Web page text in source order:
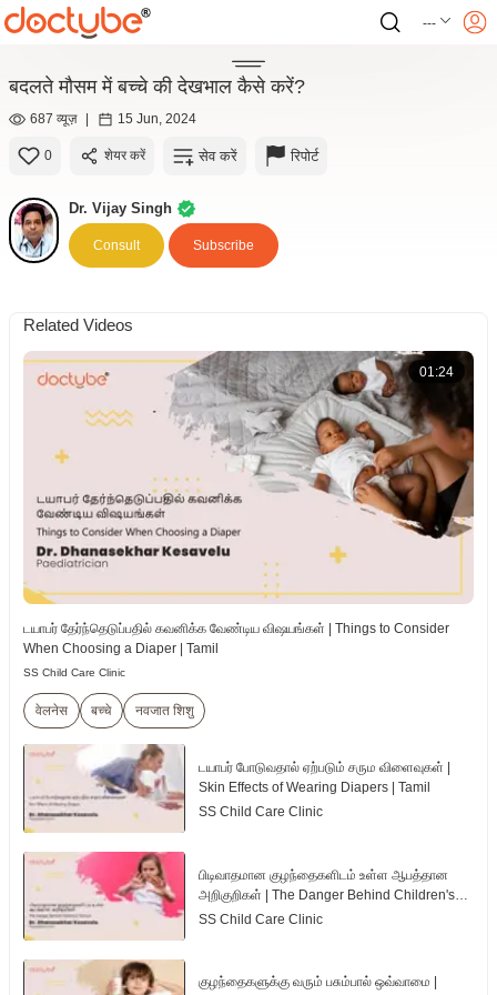
---
बदलते मौसम में बच्चे की देखभाल कैसे करें?
687 व्यूज़ | 15 Jun, 2024
0 शेयर करें सेव करें रिपोर्ट
Dr. Vijay Singh
Consult Subscribe
Related Videos
01:24
டயாபர் தேர்ந்தெடுப்பதில் கவனிக்க வேண்டிய விஷயங்கள் | Things to Consider
When Choosing a Diaper | Tamil
SS Child Care Clinic
वेलनेस बच्चे नवजात शिशु
டயாபர் போடுவதால் ஏற்படும் சரும விளைவுகள் |
Skin Effects of Wearing Diapers | Tamil
SS Child Care Clinic
பிடிவாதமான குழந்தைகளிடம் உள்ள ஆபத்தான
அறிகுறிகள் | The Danger Behind Children's
Tantrum | Tamil
SS Child Care Clinic
குழந்தைகளுக்கு வரும் பசும்பால் ஒவ்வாமை |